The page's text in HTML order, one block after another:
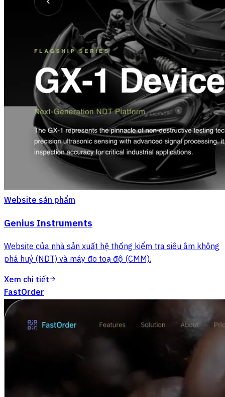
Website sản phẩm
Genius Instruments
Website của nhà sản xuất hệ thống kiểm tra siêu âm không
phá huỷ (NDT) và máy đo toạ độ (CMM).
Xem chi tiết
FastOrder